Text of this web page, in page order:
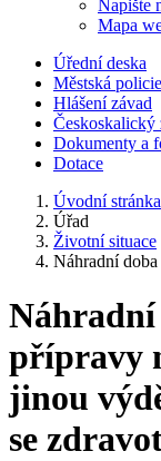
Napište
Mapa
Úřední deska
Městská policie
Hlášení závad
Českoskalický
Dokumenty a
Dotace
Úvodní stránka
Úřad
Životní situace
Náhradní
přípravy
jinou
se